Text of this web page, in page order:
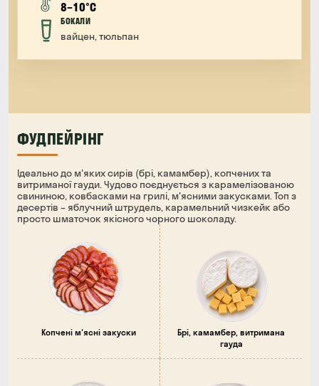
8–10°C
БОКАЛИ
вайцен, тюльпан
ФУДПЕЙРІНГ
Ідеально до м'яких сирів (брі, камамбер), копчених та
витриманої гауди. Чудово поєднується з карамелізованою
свининою, ковбасками на грилі, м'ясними закусками. Топ з
десертів – яблучний штрудель, карамельний чизкейк або
просто шматочок якісного чорного шоколаду.
Копчені м'ясні закуски
Брі, камамбер, витримана
гауда